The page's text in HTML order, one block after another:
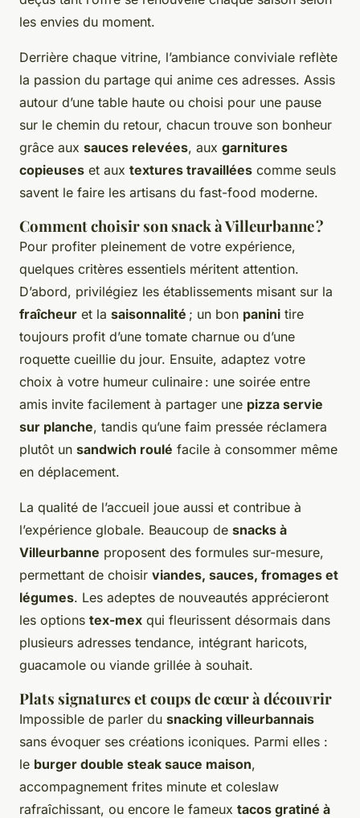
les envies du moment.
Derrière chaque vitrine, l’ambiance conviviale reflète
la passion du partage qui anime ces adresses. Assis
autour d’une table haute ou choisi pour une pause
sur le chemin du retour, chacun trouve son bonheur
grâce aux sauces relevées, aux garnitures
copieuses et aux textures travaillées comme seuls
savent le faire les artisans du fast-food moderne.
Comment choisir son snack à Villeurbanne ?
Pour profiter pleinement de votre expérience,
quelques critères essentiels méritent attention.
D’abord, privilégiez les établissements misant sur la
fraîcheur et la saisonnalité ; un bon panini tire
toujours profit d’une tomate charnue ou d’une
roquette cueillie du jour. Ensuite, adaptez votre
choix à votre humeur culinaire : une soirée entre
amis invite facilement à partager une pizza servie
sur planche, tandis qu’une faim pressée réclamera
plutôt un sandwich roulé facile à consommer même
en déplacement.
La qualité de l’accueil joue aussi et contribue à
l’expérience globale. Beaucoup de snacks à
Villeurbanne proposent des formules sur-mesure,
permettant de choisir viandes, sauces, fromages et
légumes. Les adeptes de nouveautés apprécieront
les options tex-mex qui fleurissent désormais dans
plusieurs adresses tendance, intégrant haricots,
guacamole ou viande grillée à souhait.
Plats signatures et coups de cœur à découvrir
Impossible de parler du snacking villeurbannais
sans évoquer ses créations iconiques. Parmi elles :
le burger double steak sauce maison,
accompagnement frites minute et coleslaw
rafraîchissant, ou encore le fameux tacos gratiné à